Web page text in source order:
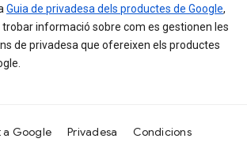
Guia de privadesa dels productes de Google,
trobar informació sobre com es gestionen les
de privadesa que ofereixen els productes
a Google Privadesa Condicions